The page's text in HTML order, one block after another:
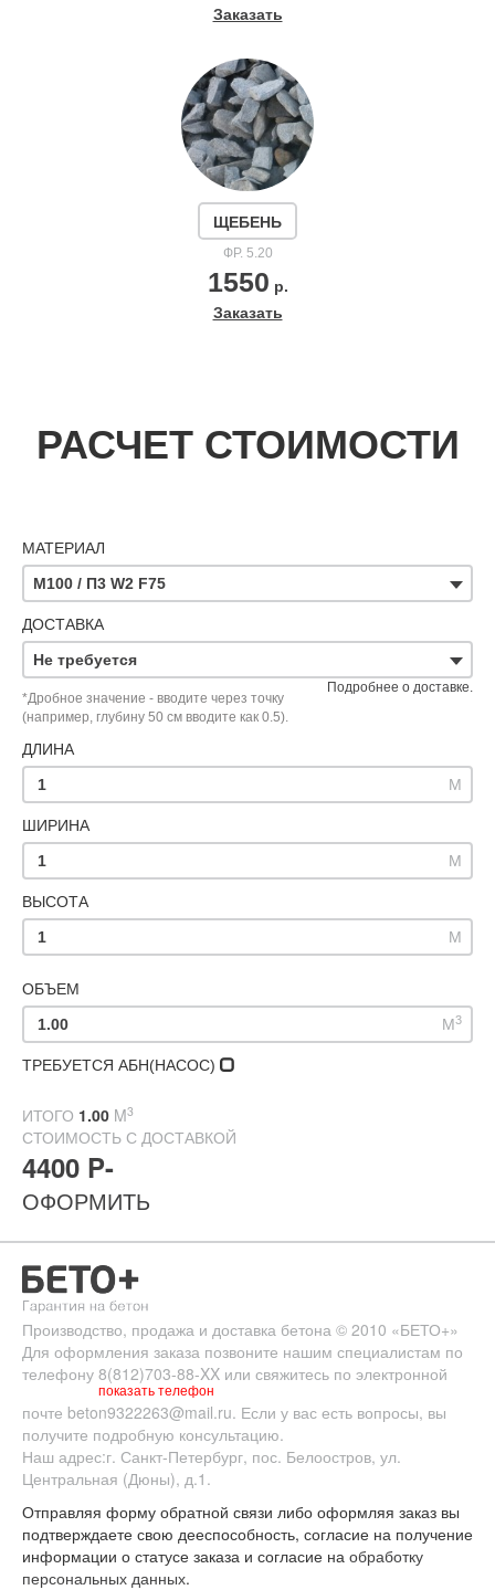
Заказать
ЩЕБЕНЬ
ФР. 5.20
1550 р.
Заказать
РАСЧЕТ СТОИМОСТИ
МАТЕРИАЛ
М100 / П3 W2 F75
ДОСТАВКА
Не требуется
Подробнее о доставке.
*Дробное значение - вводите через точку
(например, глубину 50 см вводите как 0.5).
ДЛИНА
M
ШИРИНА
M
ВЫСОТА
M
ОБЪЕМ
M3
ТРЕБУЕТСЯ АБН(НАСОС)
ИТОГО 1.00 M3
СТОИМОСТЬ С ДОСТАВКОЙ
4400 P-
ОФОРМИТЬ
Производство, продажа и доставка бетона © 2010 «БЕТО+»
Для оформления заказа позвоните нашим специалистам по
телефону 8(812)703-88-XX
показать телефон
или свяжитесь по электронной
почте beton9322263@mail.ru. Если у вас есть вопросы, вы
получите подробную консультацию.
Наш адрес:г. Санкт-Петербург, пос. Белоостров, ул.
Центральная (Дюны), д.1.
Отправляя форму обратной связи либо оформляя заказ вы
подтверждаете свою дееспособность, согласие на получение
информации о статусе заказа и согласие на обработку
персональных данных.